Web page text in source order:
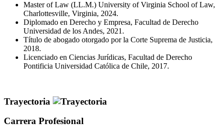
Master of Law (LL.M.) University of Virginia School of Law,
Charlottesville, Virginia, 2024.
Diplomado en Derecho y Empresa, Facultad de Derecho
Universidad de los Andes, 2021.
Título de abogado otorgado por la Corte Suprema de Justicia,
2018.
Licenciado en Ciencias Jurídicas, Facultad de Derecho
Pontificia Universidad Católica de Chile, 2017.
Trayectoria
Carrera Profesional